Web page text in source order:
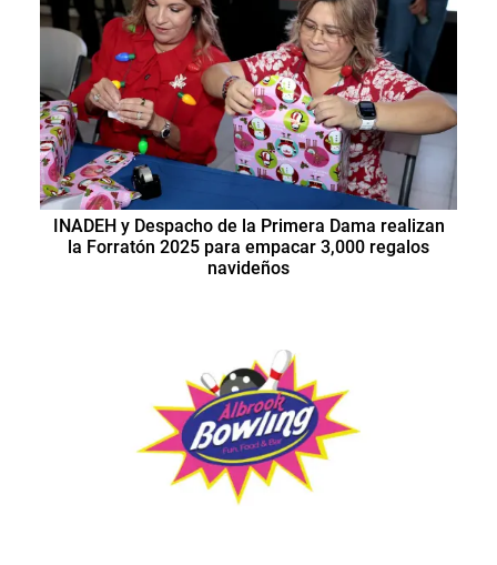
INADEH y Despacho de la Primera Dama realizan
la Forratón 2025 para empacar 3,000 regalos
navideños